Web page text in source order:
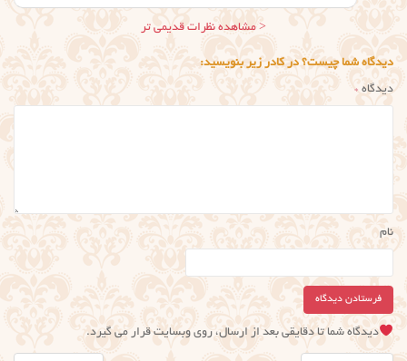
ناوبری
نظر
< مشاهده نظرات قدیمی تر
دیدگاه شما چیست؟ در کادر زیر بنویسید:
دیدگاه*
نام
دیدگاه شما تا دقایقی بعد از ارسال، روی وبسایت قرار می گیرد.